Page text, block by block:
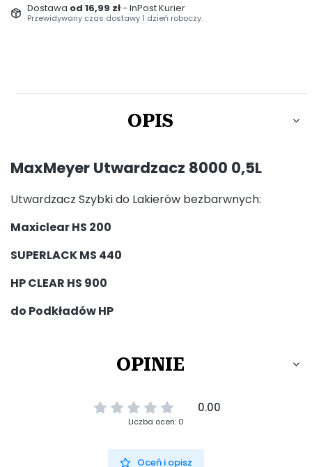
Dostawa od 16,99 zł- InPost Kurier
Przewidywany czas dostawy 1 dzień roboczy.
OPIS
MaxMeyer Utwardzacz 8000 0,5L
Utwardzacz Szybki do Lakierów bezbarwnych:
Maxiclear HS 200
SUPERLACK MS 440
HP CLEAR HS 900
do Podkładów HP
OPINIE
0.00
Liczba ocen: 0
Oceń i opisz